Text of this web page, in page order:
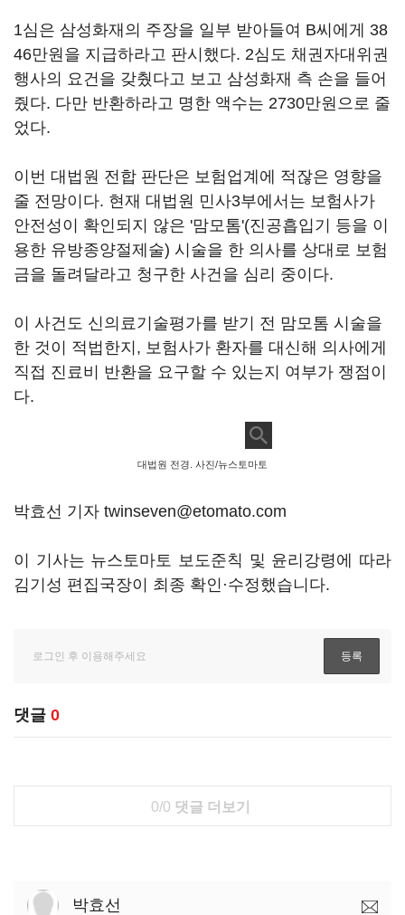
1심은 삼성화재의 주장을 일부 받아들여 B씨에게 38
46만원을 지급하라고 판시했다. 2심도 채권자대위권
행사의 요건을 갖췄다고 보고 삼성화재 측 손을 들어
줬다. 다만 반환하라고 명한 액수는 2730만원으로 줄
었다.
이번 대법원 전합 판단은 보험업계에 적잖은 영향을
줄 전망이다. 현재 대법원 민사3부에서는 보험사가
안전성이 확인되지 않은 '맘모톰'(진공흡입기 등을 이
용한 유방종양절제술) 시술을 한 의사를 상대로 보험
금을 돌려달라고 청구한 사건을 심리 중이다.
이 사건도 신의료기술평가를 받기 전 맘모톰 시술을
한 것이 적법한지, 보험사가 환자를 대신해 의사에게
직접 진료비 반환을 요구할 수 있는지 여부가 쟁점이
다.
대법원 전경. 사진/뉴스토마토
박효선 기자 twinseven@etomato.com
이 기사는 뉴스토마토 보도준칙 및 윤리강령에 따라
김기성 편집국장이 최종 확인·수정했습니다.
댓글 0
0/0 댓글 더보기
박효선